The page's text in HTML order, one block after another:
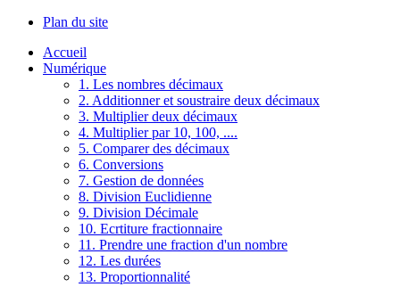
Plan du site
Accueil
Numérique
1. Les nombres décimaux
2. Additionner et soustraire deux décimaux
3. Multiplier deux décimaux
4. Multiplier par 10, 100, ....
5. Comparer des décimaux
6. Conversions
7. Gestion de données
8. Division Euclidienne
9. Division Décimale
10. Ecrtiture fractionnaire
11. Prendre une fraction d'un nombre
12. Les durées
13. Proportionnalité